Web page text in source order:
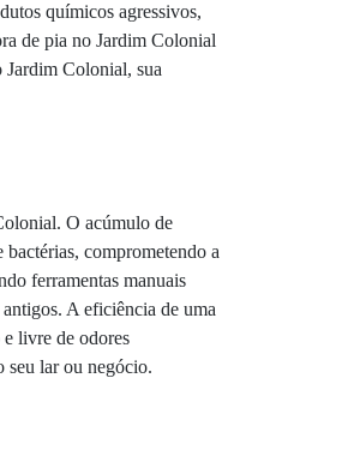
químicos agressivos,
de pia no Jardim Colonial
Jardim Colonial, sua
O acúmulo de
comprometendo a
ferramentas manuais
A eficiência de uma
livre de odores
seu lar ou negócio.